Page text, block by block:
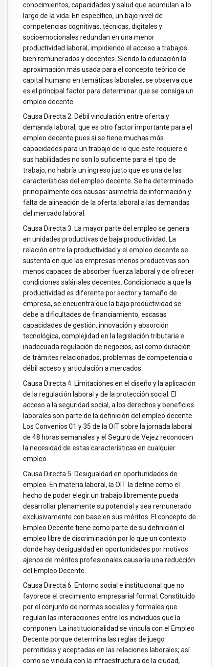
conocimientos, capacidades y salud que acumulan a lo
largo de la vida. En específico, un bajo nivel de
competencias cognitivas, técnicas, digitales y
socioemocionales redundan en una menor
productividad laboral, impidiendo el acceso a trabajos
bien remunerados y decentes. Siendo la educación la
aproximación más usada para el concepto teórico de
capital humano en temáticas laborales, se observa que
es el principal factor para determinar que se consiga un
empleo decente.
Causa Directa 2: Débil vinculación entre oferta y
demanda laboral, que es otro factor importante para el
empleo decente pues si se tiene muchas más
capacidades para un trabajo de lo que este requiere o
sus habilidades no son lo suficiente para el tipo de
trabajo, no habría un ingreso justo que es una de las
características del empleo decente. Se ha determinado
principalmente dos causas: asimetría de información y
falta de alineación de la oferta laboral a las demandas
del mercado laboral.
Causa Directa 3: La mayor parte del empleo se genera
en unidades productivas de baja productividad. La
relación entre la productividad y el empleo decente se
sustenta en que las empresas menos productivas son
menos capaces de absorber fuerza laboral y de ofrecer
condiciones saláriales decentes. Condicionado a que la
productividad es diferente por sector y tamaño de
empresa, se encuentra que la baja productividad se
debe a dificultades de financiamiento, escasas
capacidades de gestión, innovación y absorción
tecnológica, complejidad en la legislación tributaria e
inadecuada regulación de negocios, así como duración
de trámites relacionados, problemas de competencia o
débil acceso y articulación a mercados.
Causa Directa 4: Limitaciones en el diseño y la aplicación
de la regulación laboral y de la protección social. El
acceso a la seguridad social, a los derechos y beneficios
laborales son parte de la definición del empleo decente.
Los Convenios 01 y 35 de la OIT sobre la jornada laboral
de 48 horas semanales y el Seguro de Vejez reconocen
la necesidad de estas características en cualquier
empleo.
Causa Directa 5: Desigualdad en oportunidades de
empleo. En materia laboral, la OIT la define como el
hecho de poder elegir un trabajo libremente pueda
desarrollar plenamente su potencial y sea remunerado
exclusivamente con base en sus méritos. El concepto de
Empleo Decente tiene como parte de su definición el
empleo libre de discriminación por lo que un contexto
donde hay desigualdad en oportunidades por motivos
ajenos de méritos profesionales causaría una reducción
del Empleo Decente.
Causa Directa 6: Entorno social e institucional que no
favorece el crecimiento empresarial formal. Constituido
por el conjunto de normas sociales y formales que
regulan las interacciones entre los individuos que la
componen. La institucionalidad se vincula con el Empleo
Decente porque determina las reglas de juego
permitidas y aceptadas en las relaciones laborales; así
como se vincula con la infraestructura de la ciudad,